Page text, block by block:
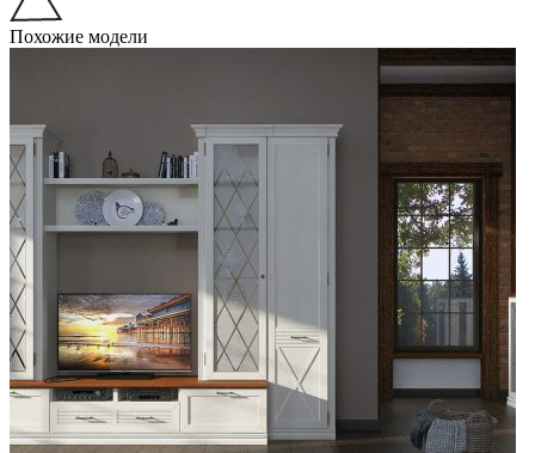
Похожие модели